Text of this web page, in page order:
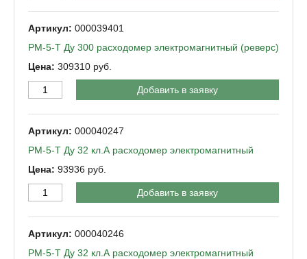
000039401
РМ-5-Т Ду 300 расходомер электромагнитный (реверс)
309310
Добавить в заявку
000040247
РМ-5-Т Ду 32 кл.А расходомер электромагнитный
93936
Добавить в заявку
000040246
РМ-5-Т Ду 32 кл.А расходомер электромагнитный